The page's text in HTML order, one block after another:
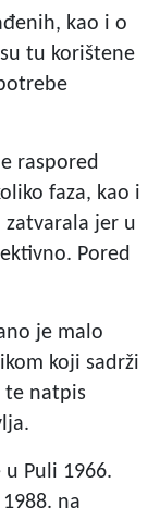
kao i o
tu korištene
raspored
faza, kao i
zatvarala jer u
Pored
je malo
koji sadrži
te natpis
Puli 1966.
na